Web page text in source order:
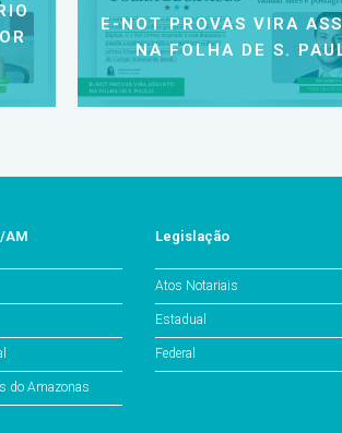
E-NOT PROVAS VIRA
NA FOLHA DE S.
AM
do Amazonas
Legislação
Atos Notariais
Estadual
Federal